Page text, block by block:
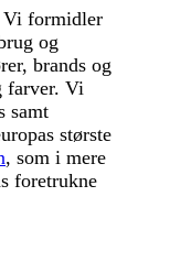
Vi formidler
og
brands og
farver. Vi
samt
største
, som i mere
foretrukne